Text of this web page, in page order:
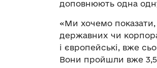
доповнюють одна
«Ми хочемо
державних чи
і європейські, вже
Вони пройшли вже 3,5